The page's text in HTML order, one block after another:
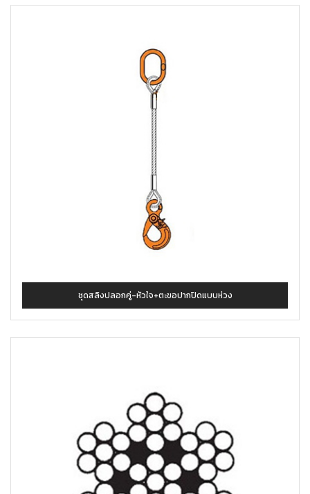
ชุดสลิงปลอกคู่-หัวใจ+ตะขอปากปิดแบบห่วง